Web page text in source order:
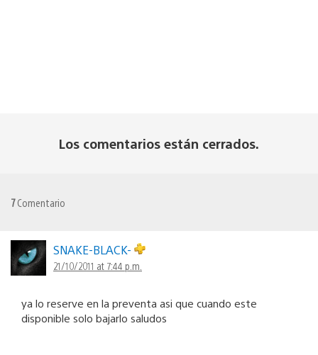
Los comentarios están cerrados.
7Comentario
SNAKE-BLACK-
21/10/2011 at 7:44 p.m.
ya lo reserve en la preventa asi que cuando este
disponible solo bajarlo saludos